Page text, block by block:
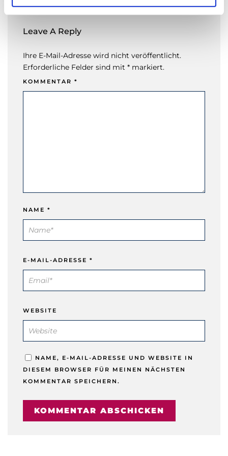
l
Leave A Reply
Ihre E-Mail-Adresse wird nicht veröffentlicht.
Erforderliche Felder sind mit * markiert.
KOMMENTAR *
NAME *
E-MAIL-ADRESSE *
WEBSITE
NAME, E-MAIL-ADRESSE UND WEBSITE IN
DIESEM BROWSER FÜR MEINEN NÄCHSTEN
KOMMENTAR SPEICHERN.